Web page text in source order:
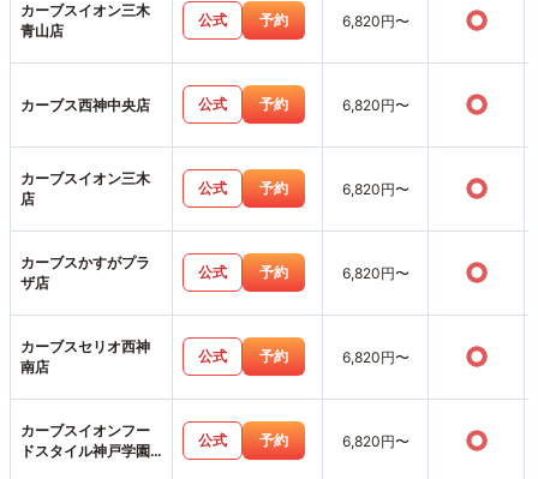
カーブスイオン三木
青山店
公式 予約 6,820円〜 ○
カーブス西神中央店 公式 予約 6,820円〜 ○
カーブスイオン三木
店
公式 予約 6,820円〜 ○
カーブスかすがプラ
ザ店
公式 予約 6,820円〜 ○
カーブスセリオ西神
南店
公式 予約 6,820円〜 ○
カーブスイオンフー
ドスタイル神戸学園
公式 予約 6,820円〜 ○